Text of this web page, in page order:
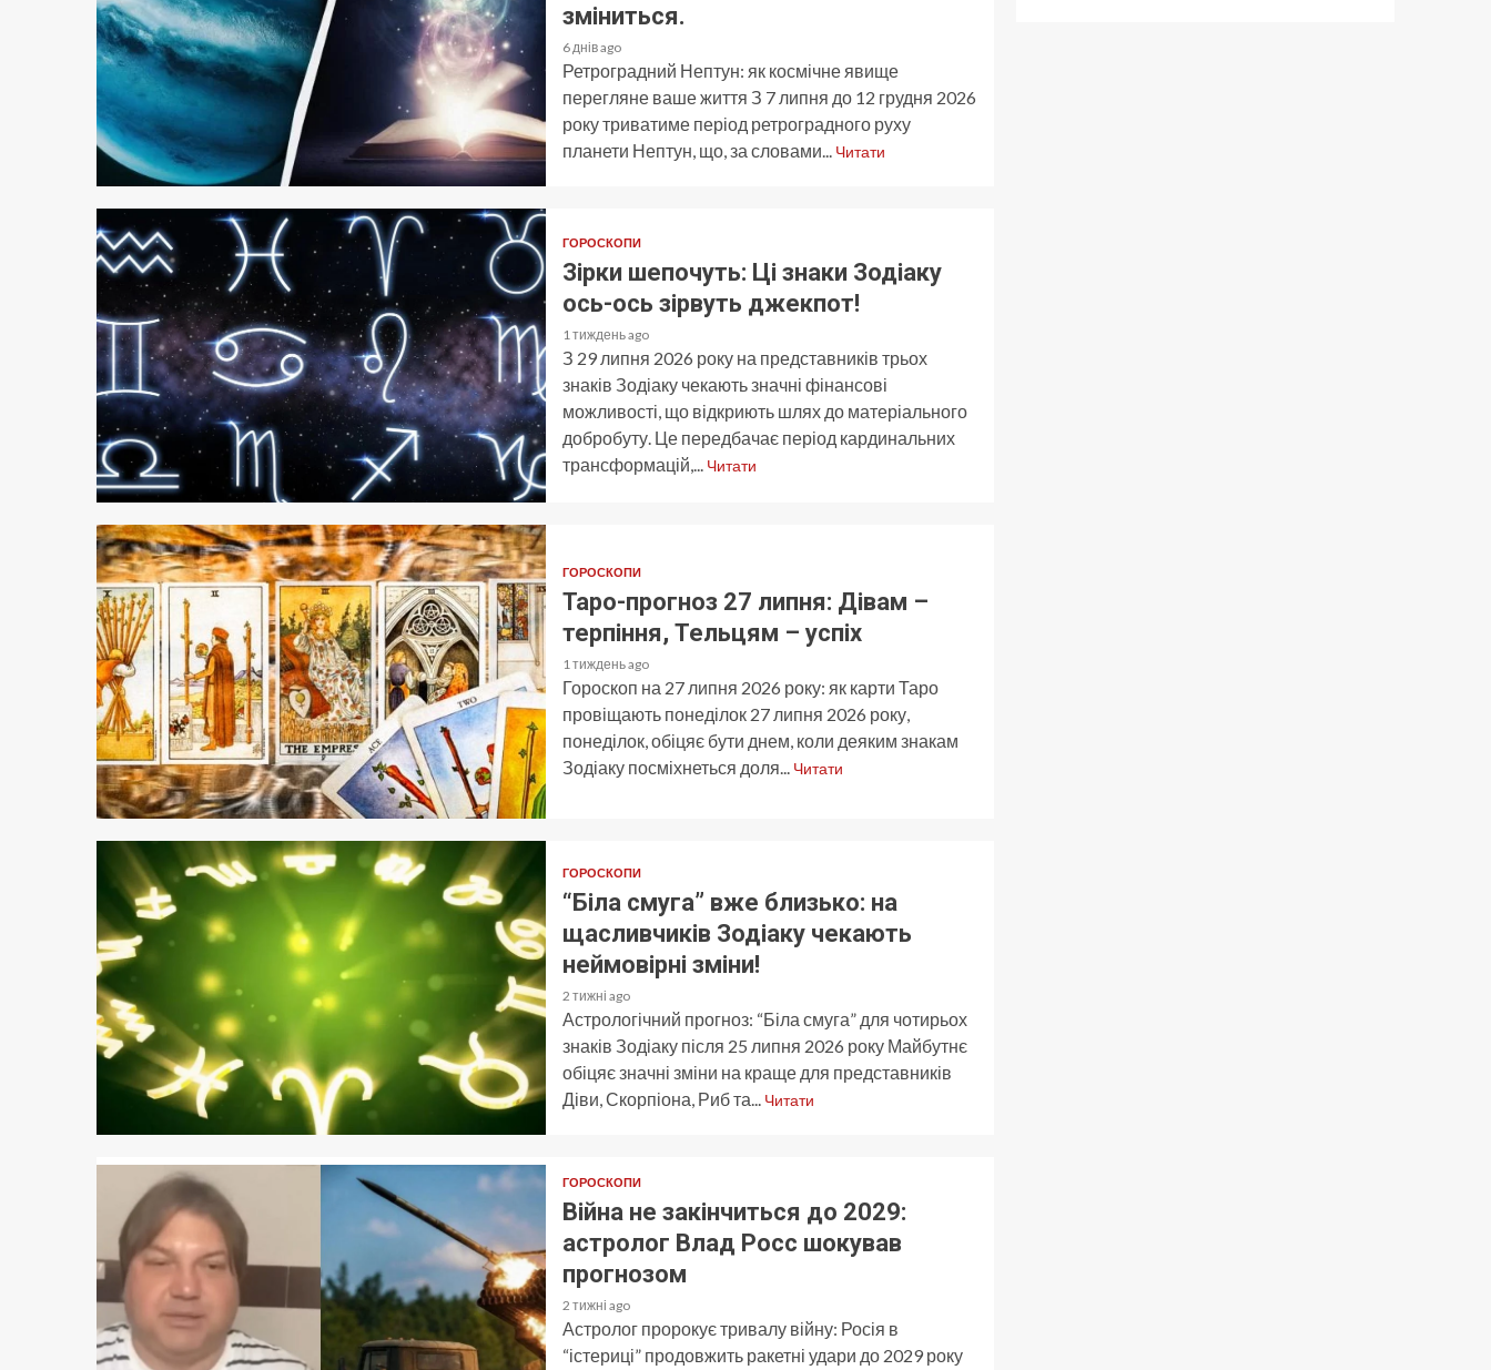
зміниться.
6 днів ago
Ретроградний Нептун: як космічне явище
перегляне ваше життя З 7 липня до 12 грудня 2026
року триватиме період ретроградного руху
планети Нептун, що, за словами...
Читати
ГОРОСКОПИ
Зірки шепочуть: Ці знаки Зодіаку
ось-ось зірвуть джекпот!
1 тиждень ago
З 29 липня 2026 року на представників трьох
знаків Зодіаку чекають значні фінансові
можливості, що відкриють шлях до матеріального
добробуту. Це передбачає період кардинальних
трансформацій,...
Читати
ГОРОСКОПИ
Таро-прогноз 27 липня: Дівам –
терпіння, Тельцям – успіх
1 тиждень ago
Гороскоп на 27 липня 2026 року: як карти Таро
провіщають понеділок 27 липня 2026 року,
понеділок, обіцяє бути днем, коли деяким знакам
Зодіаку посміхнеться доля...
Читати
ГОРОСКОПИ
“Біла смуга” вже близько: на
щасливчиків Зодіаку чекають
неймовірні зміни!
2 тижні ago
Астрологічний прогноз: “Біла смуга” для чотирьох
знаків Зодіаку після 25 липня 2026 року Майбутнє
обіцяє значні зміни на краще для представників
Діви, Скорпіона, Риб та...
Читати
ГОРОСКОПИ
Війна не закінчиться до 2029:
астролог Влад Росс шокував
прогнозом
2 тижні ago
Астролог пророкує тривалу війну: Росія в
“істериці” продовжить ракетні удари до 2029 року